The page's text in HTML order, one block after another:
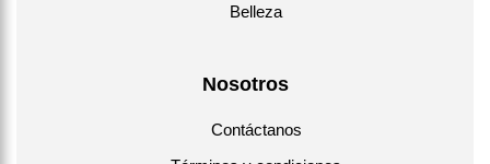
Belleza
Nosotros
Contáctanos